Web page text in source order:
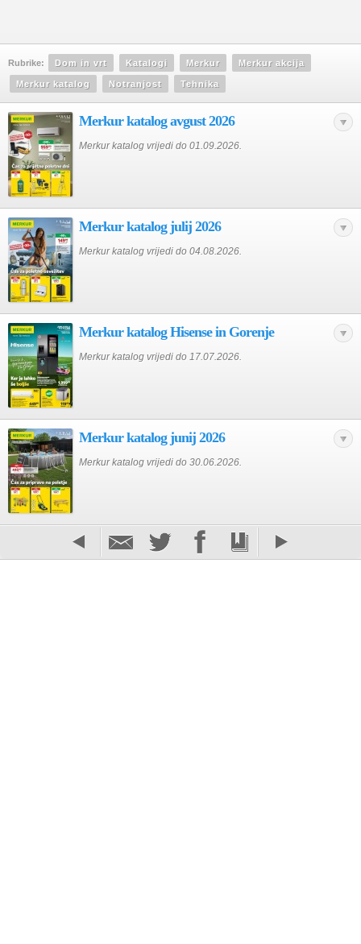
Rubrike: Dom in vrt Katalogi Merkur Merkur akcija
Merkur katalog Notranjost Tehnika
Merkur katalog avgust 2026
Merkur katalog vrijedi do 01.09.2026.
Merkur katalog julij 2026
Merkur katalog vrijedi do 04.08.2026.
Merkur katalog Hisense in Gorenje
Merkur katalog vrijedi do 17.07.2026.
Merkur katalog junij 2026
Merkur katalog vrijedi do 30.06.2026.